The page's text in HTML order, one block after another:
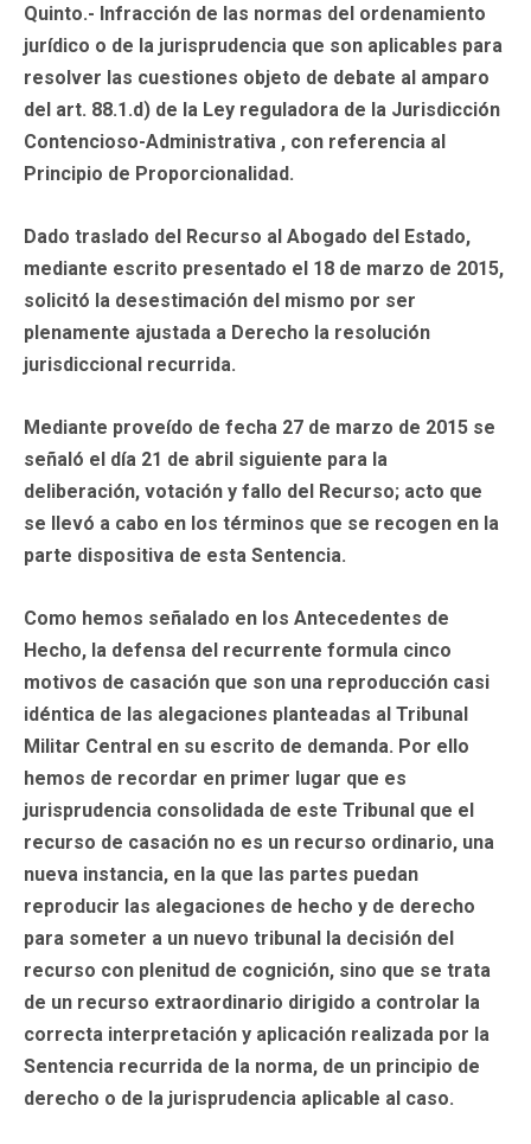
Quinto.- Infracción de las normas del ordenamiento
jurídico o de la jurisprudencia que son aplicables para
resolver las cuestiones objeto de debate al amparo
del art. 88.1.d) de la Ley reguladora de la Jurisdicción
Contencioso-Administrativa , con referencia al
Principio de Proporcionalidad.
Dado traslado del Recurso al Abogado del Estado,
mediante escrito presentado el 18 de marzo de 2015,
solicitó la desestimación del mismo por ser
plenamente ajustada a Derecho la resolución
jurisdiccional recurrida.
Mediante proveído de fecha 27 de marzo de 2015 se
señaló el día 21 de abril siguiente para la
deliberación, votación y fallo del Recurso; acto que
se llevó a cabo en los términos que se recogen en la
parte dispositiva de esta Sentencia.
Como hemos señalado en los Antecedentes de
Hecho, la defensa del recurrente formula cinco
motivos de casación que son una reproducción casi
idéntica de las alegaciones planteadas al Tribunal
Militar Central en su escrito de demanda. Por ello
hemos de recordar en primer lugar que es
jurisprudencia consolidada de este Tribunal que el
recurso de casación no es un recurso ordinario, una
nueva instancia, en la que las partes puedan
reproducir las alegaciones de hecho y de derecho
para someter a un nuevo tribunal la decisión del
recurso con plenitud de cognición, sino que se trata
de un recurso extraordinario dirigido a controlar la
correcta interpretación y aplicación realizada por la
Sentencia recurrida de la norma, de un principio de
derecho o de la jurisprudencia aplicable al caso.